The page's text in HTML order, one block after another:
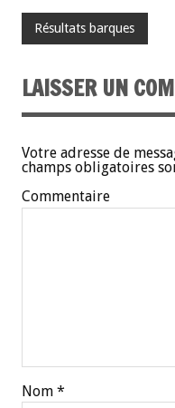
Résultats barques
LAISSER UN
Votre adresse de
champs obligatoires
Commentaire
Nom *